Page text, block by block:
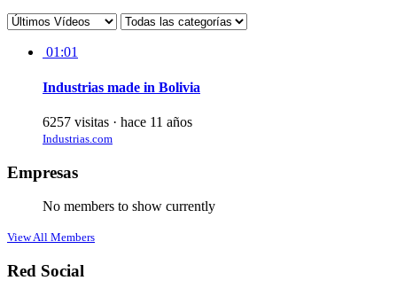
01:01
Industrias made in Bolivia
6257 visitas · hace 11 años
Industrias.com
Empresas
No members to show currently
View All Members
Red Social